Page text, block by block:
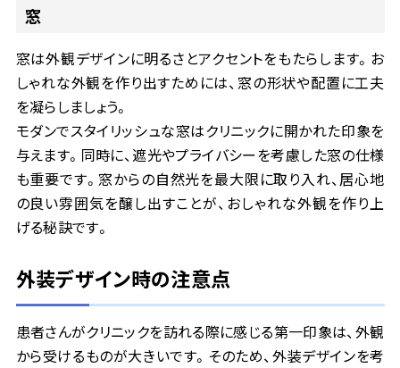
窓
窓は外観デザインに明るさとアクセントをもたらします。お
しゃれな外観を作り出すためには、窓の形状や配置に工夫
を凝らしましょう。
モダンでスタイリッシュな窓はクリニックに開かれた印象を
与えます。同時に、遮光やプライバシーを考慮した窓の仕様
も重要です。窓からの自然光を最大限に取り入れ、居心地
の良い雰囲気を醸し出すことが、おしゃれな外観を作り上
げる秘訣です。
外装デザイン時の注意点
患者さんがクリニックを訪れる際に感じる第一印象は、外観
から受けるものが大きいです。そのため、外装デザインを考